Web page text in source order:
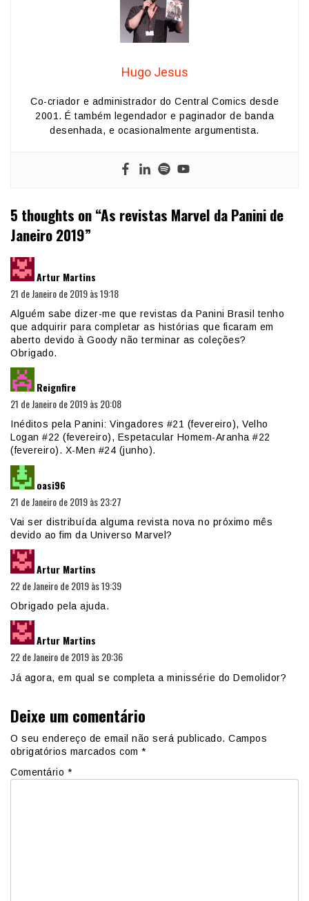
Hugo Jesus
Co-criador e administrador do Central Comics desde
2001. É também legendador e paginador de banda
desenhada, e ocasionalmente argumentista.
5 thoughts on “As revistas Marvel da Panini de
Janeiro 2019”
Artur Martins
21 de Janeiro de 2019 às 19:18
Alguém sabe dizer-me que revistas da Panini Brasil tenho
que adquirir para completar as histórias que ficaram em
aberto devido à Goody não terminar as coleções?
Obrigado.
Reignfire
21 de Janeiro de 2019 às 20:08
Inéditos pela Panini: Vingadores #21 (fevereiro), Velho
Logan #22 (fevereiro), Espetacular Homem-Aranha #22
(fevereiro). X-Men #24 (junho).
oasi96
21 de Janeiro de 2019 às 23:27
Vai ser distribuída alguma revista nova no próximo mês
devido ao fim da Universo Marvel?
Artur Martins
22 de Janeiro de 2019 às 19:39
Obrigado pela ajuda.
Artur Martins
22 de Janeiro de 2019 às 20:36
Já agora, em qual se completa a minissérie do Demolidor?
Deixe um comentário
O seu endereço de email não será publicado. Campos
obrigatórios marcados com *
Comentário *